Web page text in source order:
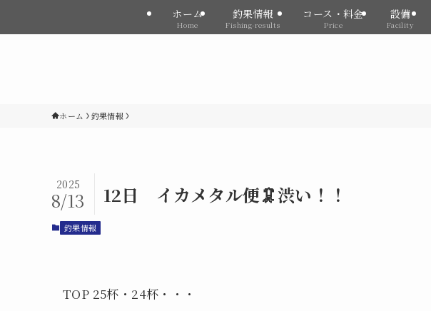
ホーム
Home
釣果情報
Fishing-results
コース・料金
Price
設備
Facility
ホーム 釣果情報
12日 イカメタル便🦑渋い！！
2025
8/13
釣果情報
TOP 25杯・24杯・・・